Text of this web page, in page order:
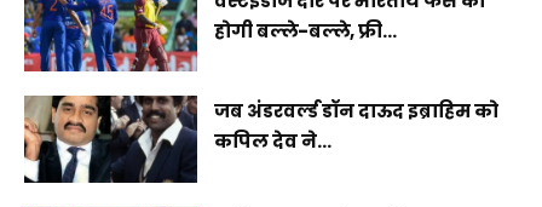
होगी बल्ले-बल्ले, फ्री...
जब अंडरवर्ल्ड डॉन दाऊद इब्राहिम को
कपिल देव ने...